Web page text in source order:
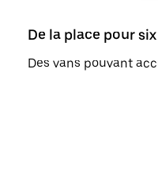
De la place pour six
Des vans pouvant